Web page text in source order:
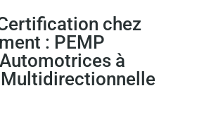
chez
: PEMP
à